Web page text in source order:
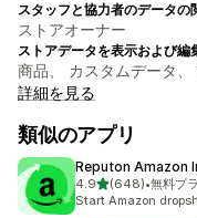
スタッフと協力者のデータの
ストアオーナー
ストアデータを表示および編
商品、 カスタムデータ、
詳細を見る
類似のアプリ
Reputon Amazon
4.95つ星中
(648)
合計レビュー数：
•無料プ
Start Amazon